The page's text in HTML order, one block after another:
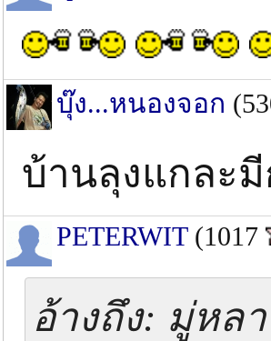
บุ๊ง...หนองจอก
บ้านลุงแกละ
PETERWIT(1017
อ้างถึง: มู่หลา